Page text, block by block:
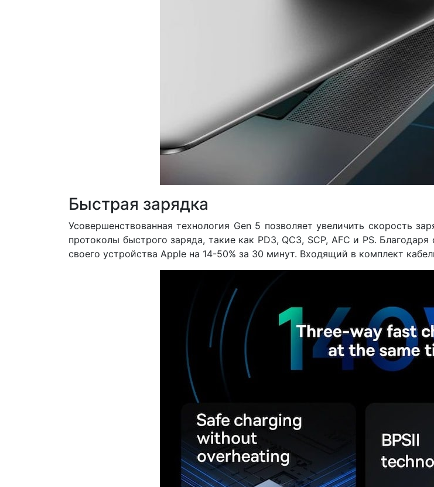
Быстрая зарядка
Усовершенствованная технология Gen 5 позволяет увеличить скорость
протоколы быстрого заряда, такие как PD3, QC3, SCP, AFC и PS.
своего устройства Apple на 14-50% за 30 минут. Входящий в комплект